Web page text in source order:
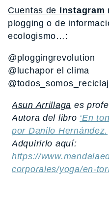
Cuentas de Instagram
plogging o de
ecologismo…:
@ploggingrevolution
@luchapor el clima
Asun Arrillaga es
Autora del libro ‘En
por Danilo Hernández.
Adquirirlo aquí:
https://
corporales/yoga/en-